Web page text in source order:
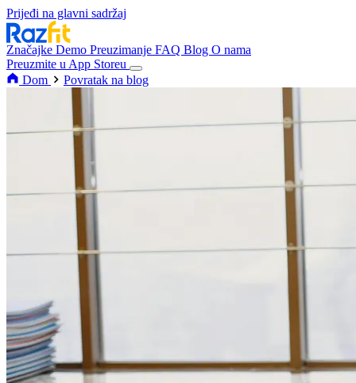
Prijeđi na glavni sadržaj
Značajke Demo Preuzimanje FAQ Blog O nama
Preuzmite u App Storeu
Dom
Povratak na blog